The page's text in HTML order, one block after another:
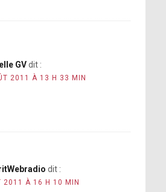
GV dit :
2011 À 13 H 33 MIN
dit :
2011 À 16 H 10 MIN